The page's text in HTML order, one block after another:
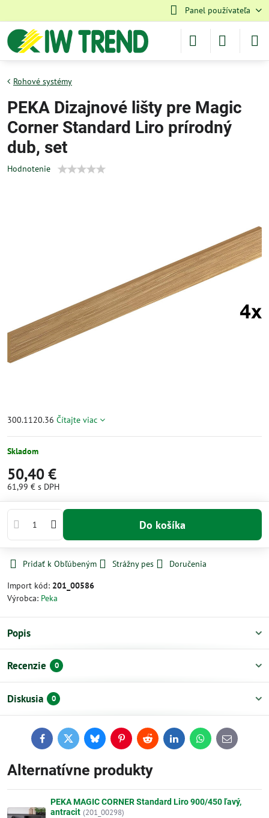
Panel používateľa
Rohové systémy
PEKA Dizajnové lišty pre Magic
Corner Standard Liro prírodný
dub, set
Hodnotenie
300.1120.36 Čítajte viac
Skladom
50,40 €
61,99 € s DPH
Do košíka
Pridať k Obľúbeným Strážny pes
Doručenia
Import kód: 201_00586
Výrobca: Peka
Popis
Recenzie 0
Diskusia 0
FacebookTwitterBlueskyPinterestReddit LinkedInWhatsApp
E-
mail
Alternatívne produkty
PEKA MAGIC CORNER Standard Liro 900/450 ľavý,
antracit (201_00298)